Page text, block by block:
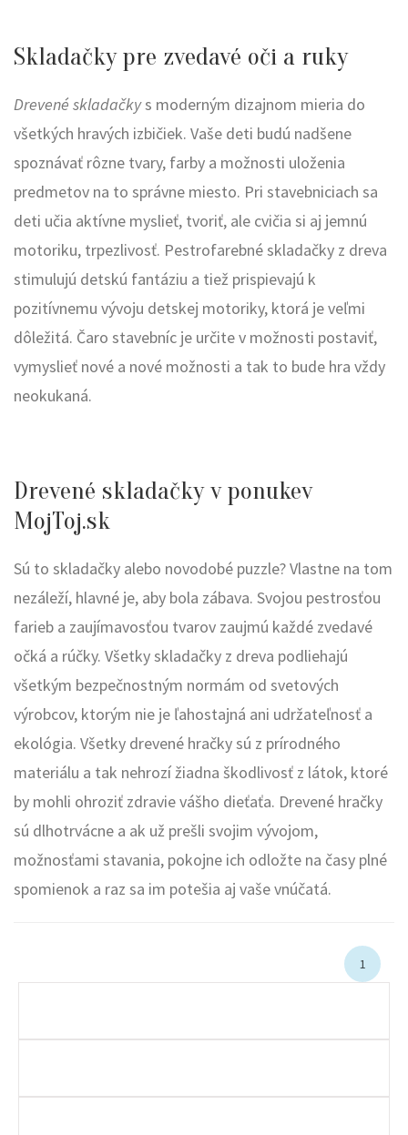
Skladačky pre zvedavé oči a ruky
Drevené skladačkys moderným dizajnom mieria do
všetkých hravých izbičiek. Vaše deti budú nadšene
spoznávať rôzne tvary, farby a možnosti uloženia
predmetov na to správne miesto. Pri stavebniciach sa
deti učia aktívne myslieť, tvoriť, ale cvičia si aj jemnú
motoriku, trpezlivosť. Pestrofarebné skladačky z dreva
stimulujú detskú fantáziu a tiež prispievajú k
pozitívnemu vývoju detskej motoriky, ktorá je veľmi
dôležitá. Čaro stavebníc je určite v možnosti postaviť,
vymyslieť nové a nové možnosti a tak to bude hra vždy
neokukaná.
Drevené skladačky v ponukev
MojToj.sk
Sú to skladačky alebo novodobé puzzle? Vlastne na tom
nezáleží, hlavné je, aby bola zábava. Svojou pestrosťou
farieb a zaujímavosťou tvarov zaujmú každé zvedavé
očká a rúčky. Všetky skladačky z dreva podliehajú
všetkým bezpečnostným normám od svetových
výrobcov, ktorým nie je ľahostajná ani udržateľnosť a
ekológia. Všetky drevené hračky sú z prírodného
materiálu a tak nehrozí žiadna škodlivosť z látok, ktoré
by mohli ohroziť zdravie vášho dieťaťa. Drevené hračky
sú dlhotrvácne a ak už prešli svojim vývojom,
možnosťami stavania, pokojne ich odložte na časy plné
spomienok a raz sa im potešia aj vaše vnúčatá.
1